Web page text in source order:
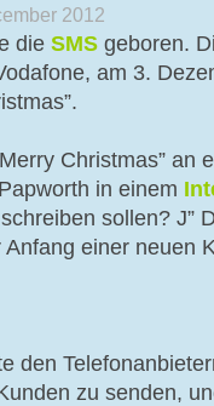
2012
die SMS geboren.
am 3.
Christmas” an
in einem
sollen? J”
einer neuen
den
zu senden,